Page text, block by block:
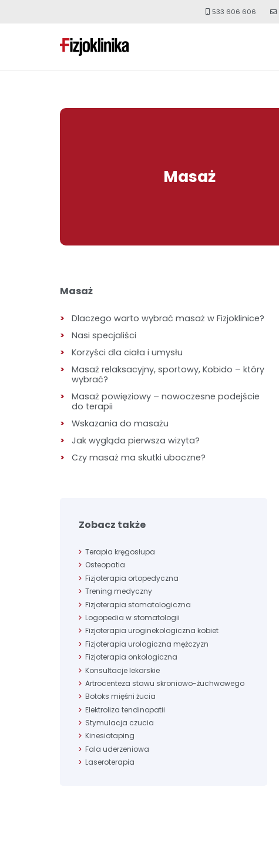
533 606 606
Masaż
Masaż
Dlaczego warto wybrać masaż w Fizjoklinice?
Nasi specjaliści
Korzyści dla ciała i umysłu
Masaż relaksacyjny, sportowy, Kobido – który
wybrać?
Masaż powięziowy – nowoczesne podejście
do terapii
Wskazania do masażu
Jak wygląda pierwsza wizyta?
Czy masaż ma skutki uboczne?
Zobacz także
Terapia kręgosłupa
Osteopatia
Fizjoterapia ortopedyczna
Trening medyczny
Fizjoterapia stomatologiczna
Logopedia w stomatologii
Fizjoterapia uroginekologiczna kobiet
Fizjoterapia urologiczna mężczyzn
Fizjoterapia onkologiczna
Konsultacje lekarskie
Artrocenteza stawu skroniowo-żuchwowego
Botoks mięśni żucia
Elektroliza tendinopatii
Stymulacja czucia
Kinesiotaping
Fala uderzeniowa
Laseroterapia